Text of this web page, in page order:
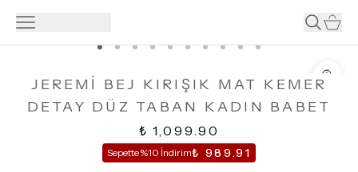
JEREMİ BEJ KIRIŞIK MAT KEMER
DETAY DÜZ TABAN KADIN BABET
₺ 1,099.90
Sepette %10 İndirim₺ 989.91